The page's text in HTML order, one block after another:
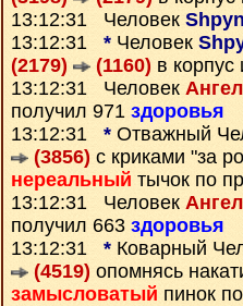
13:12:31 Человек
13:12:31 * Человек
(2179)
(1160) в корпус
13:12:31 Человек
получил 971 здоровья
13:12:31 * Отважный
(3856) с криками "за
нереальный тычок по
13:12:31 Человек
получил 663 здоровья
13:12:31 * Коварный
(4519) опомнясь
замысловатый пинок